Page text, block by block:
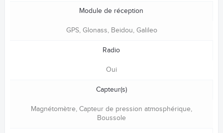
Module de réception
GPS, Glonass, Beidou, Galileo
Radio
Oui
Capteur(s)
Magnétomètre, Capteur de pression atmosphérique,
Boussole